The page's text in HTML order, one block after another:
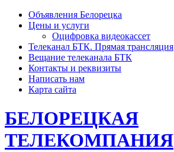
Объявления Белорецка
Цены и услуги
Оцифровка видеокассет
Телеканал БТК. Прямая трансляция
Вещание телеканала БТК
Контакты и реквизиты
Написать нам
Карта сайта
БЕЛОРЕЦКАЯ
ТЕЛЕКОМПАНИЯ